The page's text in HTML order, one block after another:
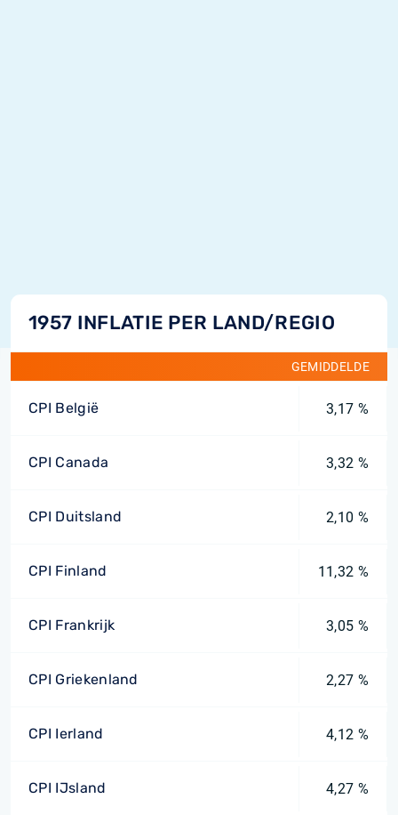
1957 INFLATIE PER LAND/REGIO
GEMIDDELDE
CPI België 3,17 %
CPI Canada 3,32 %
CPI Duitsland 2,10 %
CPI Finland 11,32 %
CPI Frankrijk 3,05 %
CPI Griekenland 2,27 %
CPI Ierland 4,12 %
CPI IJsland 4,27 %